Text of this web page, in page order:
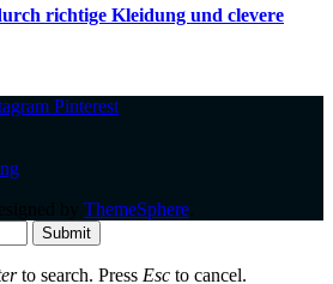
richtige Kleidung und clevere
Pinterest
ThemeSphere
Submit
to search. Press Esc to cancel.